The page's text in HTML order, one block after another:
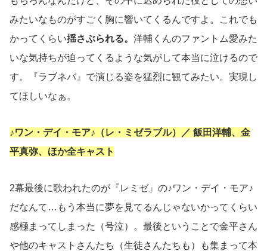
みたいなものがすごく胸に響いてくるんですよ。これでも
かってくらい揺さぶられる。 洋輔くんのファントム愛みた
いな気持ちが迫ってくるような気がして本当に泣けるので
す。『ラブネバ』で演じる姿を猛烈に観てみたい。実現し
てほしいなぁ。
♪ワン・デイ・モア♪（レ・ミゼラブル）／ 飯田洋輔、金
平真弥、ほか全キャスト
2幕最後に歌われたのが『レミゼ』の♪ワン・デイ・モア♪
だなんて…もう本当に夢を見てるんじゃないかってくらい
感極まってしまった（号泣）。最後ということで金平さん
や他のキャストさんたち（生徒さんたちも）も集まって本